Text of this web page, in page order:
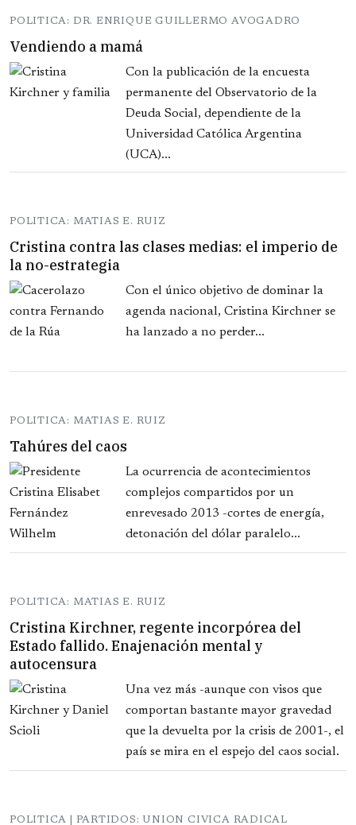
POLITICA: DR. ENRIQUE GUILLERMO AVOGADRO
Vendiendo a mamá
Con la publicación de la encuesta
permanente del Observatorio de la
Deuda Social, dependiente de la
Universidad Católica Argentina
(UCA)...
POLITICA: MATIAS E. RUIZ
Cristina contra las clases medias: el imperio de
la no-estrategia
Con el único objetivo de dominar la
agenda nacional, Cristina Kirchner se
ha lanzado a no perder...
POLITICA: MATIAS E. RUIZ
Tahúres del caos
La ocurrencia de acontecimientos
complejos compartidos por un
enrevesado 2013 -cortes de energía,
detonación del dólar paralelo...
POLITICA: MATIAS E. RUIZ
Cristina Kirchner, regente incorpórea del
Estado fallido. Enajenación mental y
autocensura
Una vez más -aunque con visos que
comportan bastante mayor gravedad
que la devuelta por la crisis de 2001-, el
país se mira en el espejo del caos social.
POLITICA | PARTIDOS: UNION CIVICA RADICAL